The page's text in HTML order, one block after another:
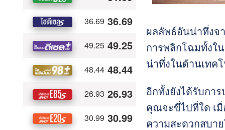
ผลลัพธ์อันน่าทึ่งจ
การพลิกโฉมทั้งใ
น่าทึ่งในด้านเทค
อีกทั้งยังได้รับกา
คุณจะขี่ไปที่ใด เ
ความสะดวกสบา